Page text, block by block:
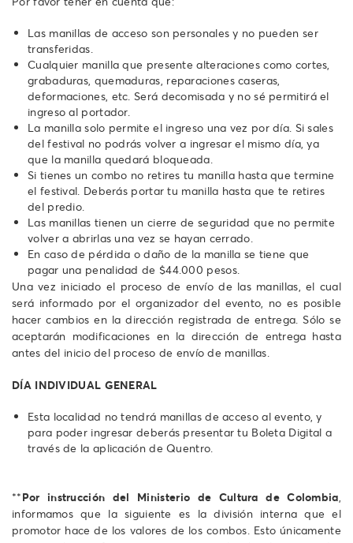
Las manillas de acceso son personales y no pueden ser
transferidas.
Cualquier manilla que presente alteraciones como cortes,
grabaduras, quemaduras, reparaciones caseras,
deformaciones, etc. Será decomisada y no sé permitirá el
ingreso al portador.
La manilla solo permite el ingreso una vez por día. Si sales
del festival no podrás volver a ingresar el mismo día, ya
que la manilla quedará bloqueada.
Si tienes un combo no retires tu manilla hasta que termine
el festival. Deberás portar tu manilla hasta que te retires
del predio.
Las manillas tienen un cierre de seguridad que no permite
volver a abrirlas una vez se hayan cerrado.
En caso de pérdida o daño de la manilla se tiene que
pagar una penalidad de $44.000 pesos.
Una vez iniciado el proceso de envío de las manillas, el cual
será informado por el organizador del evento, no es posible
hacer cambios en la dirección registrada de entrega. Sólo se
aceptarán modificaciones en la dirección de entrega hasta
antes del inicio del proceso de envío de manillas.
DÍA INDIVIDUAL GENERAL
Esta localidad no tendrá manillas de acceso al evento, y
para poder ingresar deberás presentar tu Boleta Digital a
través de la aplicación de Quentro.
**Por instrucción del Ministerio de Cultura de Colombia
informamos que la siguiente es la división interna que el
promotor hace de los valores de los combos. Esto únicamente